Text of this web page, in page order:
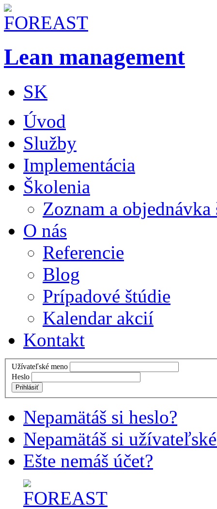
Lean management
SK
Úvod
Služby
Implementácia
Školenia
Zoznam a objednávka
O nás
Referencie
Blog
Prípadové štúdie
Kalendar akcií
Kontakt
Užívateľské meno
Heslo
Prihlásiť
Nepamätáš si heslo?
Nepamätáš si
Ešte nemáš účet?